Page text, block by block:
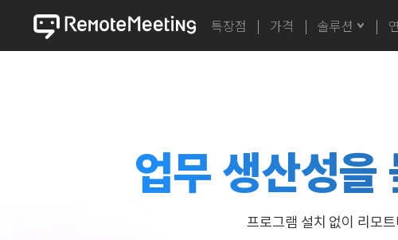
특장점 가격 솔루션
업무 생산성을
프로그램 설치 없이 리모